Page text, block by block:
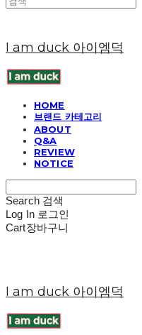
I am duck 아이엠덕
HOME
브랜드 카테고리
ABOUT
Q&A
REVIEW
NOTICE
Search 검색
Log In 로그인
Cart장바구니
I am duck 아이엠덕